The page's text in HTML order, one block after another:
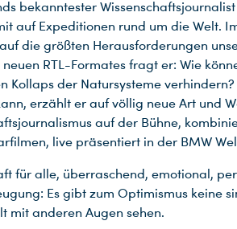
bekanntester Wissenschaftsjournalist
auf Expeditionen rund um die Welt.
die größten Herausforderungen
neuen RTL-Formates fragt er: Wie
Kollaps der Natursysteme
erzählt er auf völlig neue Art und
auf der Bühne,
live präsentiert in der BMW
für alle, überraschend, emotional,
Es gibt zum Optimismus keine
mit anderen Augen sehen.